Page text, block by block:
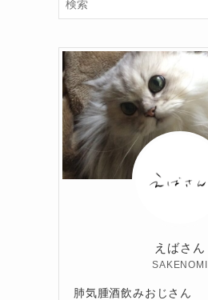
えばさん
SAKENOMI
肺気腫酒飲みおじさん